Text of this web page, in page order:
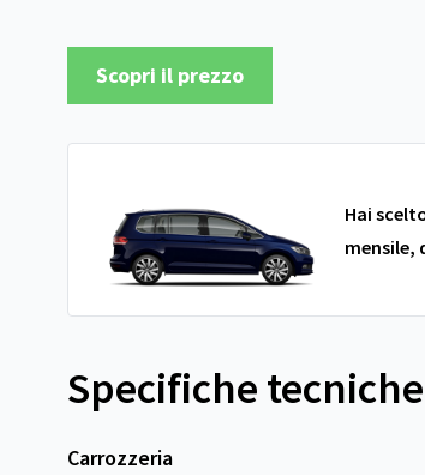
Scopri il prezzo
Hai
mensile,
Specifiche tecniche
Carrozzeria